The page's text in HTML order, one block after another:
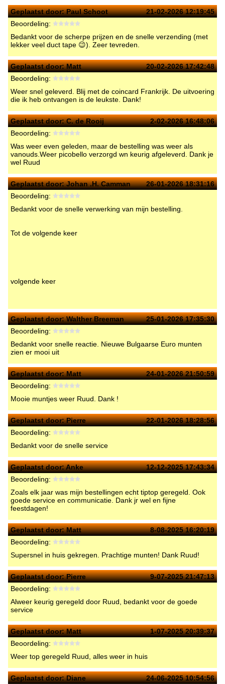
Geplaatst door:Paul Schoot
21-02-2026 12:19:45
Beoordeling:
Bedankt voor de scherpe prijzen en de snelle verzending (met
lekker veel duct tape 😉). Zeer tevreden.
Geplaatst door:Matt
20-02-2026 17:42:48
Beoordeling:
Weer snel geleverd. Blij met de coincard Frankrijk. De uitvoering
die ik heb ontvangen is de leukste. Dank!
Geplaatst door:C. de Rooij
2-02-2026 16:48:06
Beoordeling:
Was weer even geleden, maar de bestelling was weer als
vanouds.Weer picobello verzorgd wn keurig afgeleverd. Dank je
wel Ruud
Geplaatst door:Johan .H. Camman
26-01-2026 18:31:16
Beoordeling:
Bedankt voor de snelle verwerking van mijn bestelling.
Tot de volgende keer
volgende keer
Geplaatst door:Walther Breeman
25-01-2026 17:35:30
Beoordeling:
Bedankt voor snelle reactie. Nieuwe Bulgaarse Euro munten
zien er mooi uit
Geplaatst door:Matt
24-01-2026 21:50:59
Beoordeling:
Mooie muntjes weer Ruud. Dank !
Geplaatst door:Pierre
22-01-2026 18:28:56
Beoordeling:
Bedankt voor de snelle service
Geplaatst door:Anke
12-12-2025 17:43:34
Beoordeling:
Zoals elk jaar was mijn bestellingen echt tiptop geregeld. Ook
goede service en communicatie. Dank jr wel en fijne
feestdagen!
Geplaatst door:Matt
8-08-2025 16:20:19
Beoordeling:
Supersnel in huis gekregen. Prachtige munten! Dank Ruud!
Geplaatst door:Pierre
9-07-2025 21:47:13
Beoordeling:
Alweer keurig geregeld door Ruud, bedankt voor de goede
service
Geplaatst door:Matt
1-07-2025 20:39:37
Beoordeling:
Weer top geregeld Ruud, alles weer in huis
Geplaatst door:Diane
24-06-2025 10:54:56